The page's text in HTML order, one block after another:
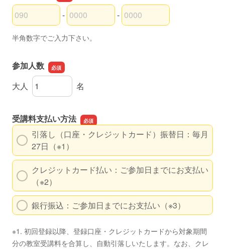
お電話番号の市外局番
-
お電話番号の市内局番 -
お電話番号の加入者番号
半角数字でご入力下さい。
参加人数
大人 参加人数 名
受講料支払い方法
引落し（口座・クレジットカード）振替日：毎月
27日（※1）
クレジットカード払い：ご参加日までにお支払い
（※2）
銀行振込：ご参加日までにお支払い（※3）
※1. 初回登録以降、登録口座・クレジットカードから対象期間
分の教室受講料を合算し、自動引落しいたします。なお、クレ